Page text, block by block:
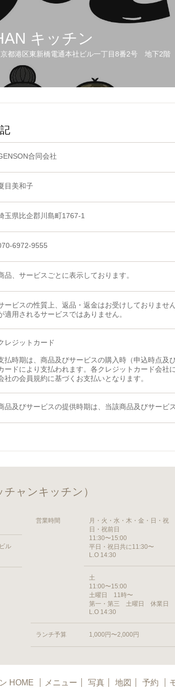
キッチン
都港区東新橋電通本社ビル一丁目8番2号 地下2階
合同会社
目美和子
玉県比企郡川島町1767-1
6972-9555
品、サービスごとに表示しております。
ービスの性質上、返品・返金はお受けしておりませ
適用されるサービスではありません。
レジットカード
払時期は、商品及びサービスの購入時（申込時点及
ードにより支払われます。各クレジットカード会社
社の会員規約に基づくお支払いとなります。
品及びサービスの提供時期は、当該商品及びサービ
ャンキッチン）
ル
営業時間
月・火・水・木・金・日・祝
日・祝前日
11:30〜15:00
平日・祝日共に11:30〜
L.O 14:30
土
11:00〜15:00
土曜日 11時〜
第一・第三 土曜日 休業日
L.O 14:30
ランチ予算 1,000円〜2,000円
HOME メニュー 写真 地図 予約